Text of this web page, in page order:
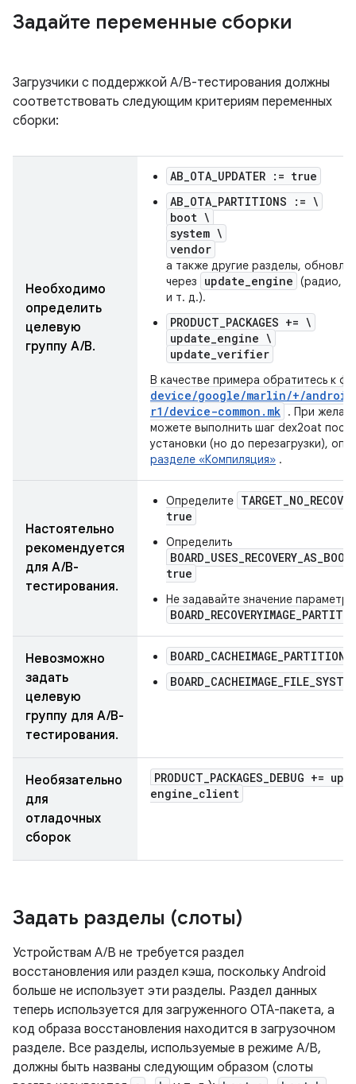
Задайте переменные сборки
Загрузчики с поддержкой A/B-тестирования должны
соответствовать следующим критериям переменных
сборки:
Необходимо
определить
целевую
группу A/B.
AB_OTA_UPDATER := true
AB_OTA_PARTITIONS := \
boot \
system \
vendor
а также другие разделы,
через
update_engine (радио,
и т. д.).
PRODUCT_PACKAGES += \
update_engine \
update_verifier
В качестве примера обратитесь к
device/google/marlin/+/
r1 /device-common . mk . При
можете выполнить шаг dex2oat
установки (но до перезагрузки),
разделе «Компиляция» .
Настоятельно
рекомендуется
для A/B-
тестирования.
Определите
true
Определить
true
Не задавайте значение параметра
Невозможно
задать
целевую
группу для A/B-
тестирования.
Необязательно
для
отладочных
сборок
PRODUCT PACKAGES DEBUG +=
engine client
Задать разделы (слоты)
Устройствам A/B не требуется раздел
восстановления или раздел кэша, поскольку Android
больше не использует эти разделы. Раздел данных
теперь используется для загруженного OTA-пакета, а
код образа восстановления находится в загрузочном
разделе. Все разделы, используемые в режиме A/B,
должны быть названы следующим образом (слоты